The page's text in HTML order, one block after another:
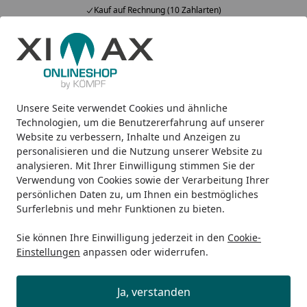
Unsere Seite verwendet Cookies und ähnliche
Technologien, um die Benutzererfahrung auf unserer
Website zu verbessern, Inhalte und Anzeigen zu
personalisieren und die Nutzung unserer Website zu
analysieren. Mit Ihrer Einwilligung stimmen Sie der
Verwendung von Cookies sowie der Verarbeitung Ihrer
persönlichen Daten zu, um Ihnen ein bestmögliches
Surferlebnis und mehr Funktionen zu bieten.
Sie können Ihre Einwilligung jederzeit in den Cookie-
Einstellungen anpassen oder widerrufen.
Ja, verstanden
Kauf auf Rechnung (10 Zahlarten)
Alle Produkte
Mein Konto
Suchen
Startseite
Design-Heizkörper Heizkörper-Accessoires
Ximax Handtuchhalter für
Kompaktheizkörper
(2 Bewertungen)